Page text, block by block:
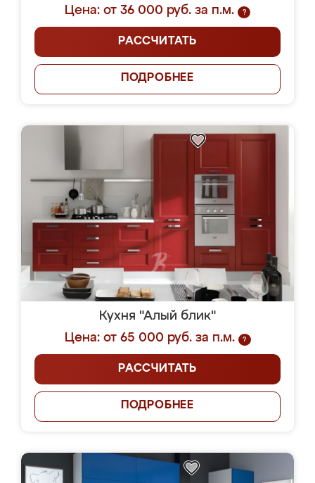
Цена: от 36 000 руб. за п.м.
?
РАССЧИТАТЬ
ПОДРОБНЕЕ
Кухня "Алый блик"
Цена: от 65 000 руб. за п.м.
?
РАССЧИТАТЬ
ПОДРОБНЕЕ